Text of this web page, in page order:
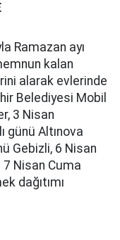
Ramazan ayı
kalan
alarak evlerinde
Belediyesi Mobil
3 Nisan
günü Altınova
Gebizli, 6 Nisan
Nisan Cuma
dağıtımı